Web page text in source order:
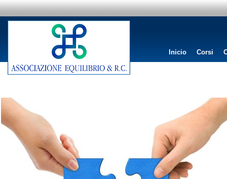
Inicio Corsi